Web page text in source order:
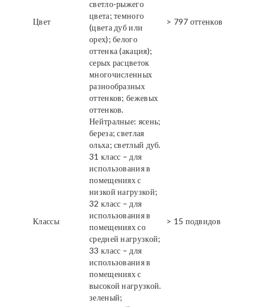
Цвет
светло-рыжего
цвета; темного
(цвета дуб или
орех); белого
оттенка (акация);
серых расцветок
многочисленных
разнообразных
оттенков; бежевых
оттенков.
Нейтралные: ясень;
береза; светлая
ольха; светлый дуб.
> 797 оттенков
Классы
31 класс – для
использования в
помещениях с
низкой нагрузкой;
32 класс – для
использования в
помещениях со
средней нагрузкой;
33 класс – для
использования в
помещениях с
высокой нагрузкой.
> 15 подвидов
зеленый;